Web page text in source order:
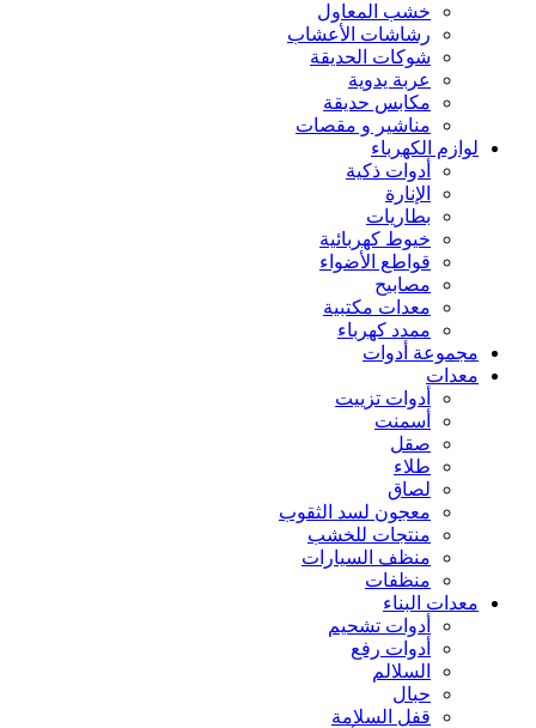
خشب المعاول
رشاشات الأعشاب
شوكات الحديقة
عربة يدوية
مكابس حديقة
مناشير و مقصات
لوازم الكهرباء
أدوات ذكية
الإنارة
بطاريات
خيوط كهربائية
قواطع الأضواء
مصابيح
معدات مكتبية
ممدد كهرباء
مجموعة أدوات
معدات
أدوات تزييت
أسمنت
صقل
طلاء
لصاق
معجون لسد الثقوب
منتجات للخشب
منظف السيارات
منظفات
معدات البناء
أدوات تشحيم
أدوات رفع
السلالم
حبال
قفل السلامة